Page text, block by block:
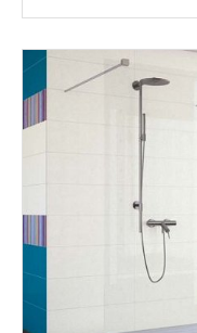
Розміри: 298х298;
Стилі: Мозаїка;
Кольори: